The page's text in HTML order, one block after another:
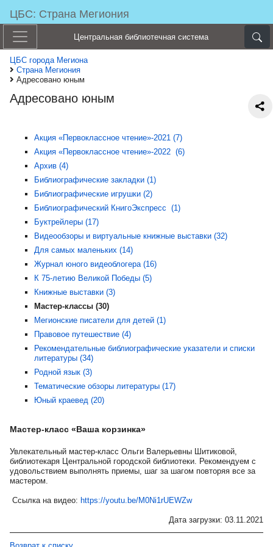
ЦБС: Страна Мегиония
Центральная библиотечная система
ЦБС города Мегиона
Страна Мегиония
Адресовано юным
Адресовано юным
Акция «Первоклассное чтение»-2021 (7)
Акция «Первоклассное чтение»-2022 (6)
Архив (4)
Библиографические закладки (1)
Библиографические игрушки (2)
Библиографический КнигоЭкспресс (1)
Буктрейлеры (17)
Видеообзоры и виртуальные книжные выставки (32)
Для самых маленьких (14)
Журнал юного видеоблогера (16)
К 75-летию Великой Победы (5)
Книжные выставки (3)
Мастер-классы (30)
Мегионские писатели для детей (1)
Правовое путешествие (4)
Рекомендательные библиографические указатели и списки
литературы (34)
Родной язык (3)
Тематические обзоры литературы (17)
Юный краевед (20)
Мастер-класс «Ваша корзинка»
Увлекательный мастер-класс Ольги Валерьевны Шитиковой,
библиотекаря Центральной городской библиотеки. Рекомендуем с
удовольствием выполнять приемы, шаг за шагом повторяя все за
мастером.
Ссылка на видео: https://youtu.be/M0Ni1rUEWZw
Дата загрузки: 03.11.2021